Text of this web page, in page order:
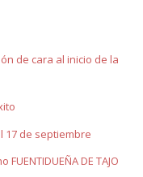
de cara al inicio de la
17 de septiembre
DE TAJO